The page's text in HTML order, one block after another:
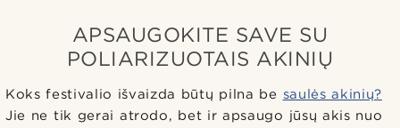
APSAUGOKITE SAVE SU
POLIARIZUOTAIS AKINIŲ
Koks festivalio išvaizda būtų pilna be saulės akinių?
Jie ne tik gerai atrodo, bet ir apsaugo jūsų akis nuo